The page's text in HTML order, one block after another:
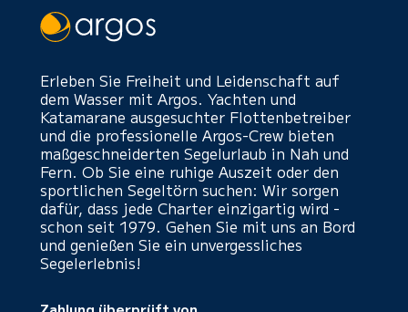
Erleben Sie Freiheit und Leidenschaft auf
dem Wasser mit Argos. Yachten und
Katamarane ausgesuchter Flottenbetreiber
und die professionelle Argos-Crew bieten
maßgeschneiderten Segelurlaub in Nah und
Fern. Ob Sie eine ruhige Auszeit oder den
sportlichen Segeltörn suchen: Wir sorgen
dafür, dass jede Charter einzigartig wird -
schon seit 1979. Gehen Sie mit uns an Bord
und genießen Sie ein unvergessliches
Segelerlebnis!